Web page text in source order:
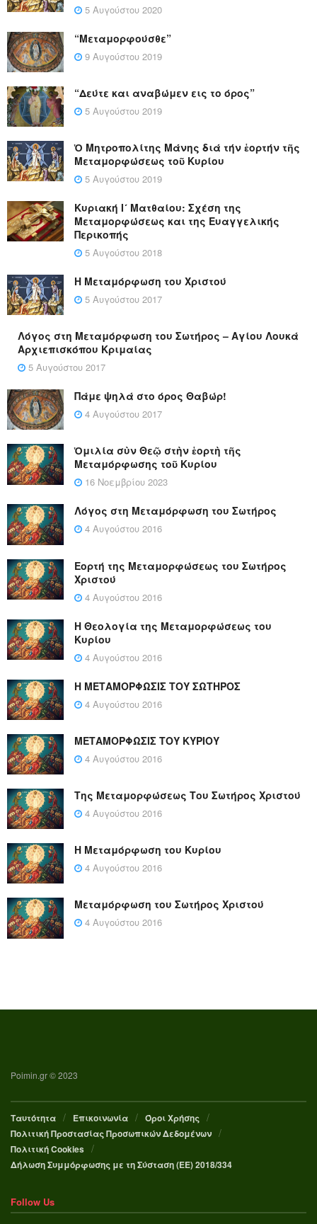
5 Αυγούστου 2020
“Μεταμορφούσθε”
9 Αυγούστου 2019
“Δεύτε και αναβώμεν εις το όρος”
5 Αυγούστου 2019
Ὁ Μητροπολίτης Μάνης διά τήν ἑορτήν τῆς
Μεταμορφώσεως τοῦ Κυρίου
5 Αυγούστου 2019
Κυριακή Ι´ Ματθαίου: Σχέση της
Μεταμορφώσεως και της Ευαγγελικής
Περικοπής
5 Αυγούστου 2018
Η Μεταμόρφωση του Χριστού
5 Αυγούστου 2017
Λόγος στη Μεταμόρφωση του Σωτήρος – Αγίου Λουκά
Αρχιεπισκόπου Κριμαίας
5 Αυγούστου 2017
Πάμε ψηλά στο όρος Θαβώρ!
4 Αυγούστου 2017
Ὁμιλία σὺν Θεῷ στὴν ἑορτὴ τῆς
Μεταμόρφωσης τοῦ Κυρίου
16 Νοεμβρίου 2023
Λόγος στη Μεταμόρφωση του Σωτήρος
4 Αυγούστου 2016
Εορτή της Μεταμορφώσεως του Σωτήρος
Χριστού
4 Αυγούστου 2016
Η Θεολογία της Μεταμορφώσεως του
Κυρίου
4 Αυγούστου 2016
Η ΜΕΤΑΜΟΡΦΩΣΙΣ ΤΟΥ ΣΩΤΗΡΟΣ
4 Αυγούστου 2016
ΜΕΤΑΜΟΡΦΩΣΙΣ ΤΟΥ ΚΥΡΙΟΥ
4 Αυγούστου 2016
Της Μεταμορφώσεως Του Σωτήρος Χριστού
4 Αυγούστου 2016
Η Μεταμόρφωση του Κυρίου
4 Αυγούστου 2016
Μεταμόρφωση του Σωτήρος Χριστού
4 Αυγούστου 2016
Poimin.gr © 2023
Ταυτότητα Επικοινωνία
Όροι Χρήσης
Πολιτική Προστασίας Προσωπικών Δεδομένων
Πολιτική Cookies
Δήλωση Συμμόρφωσης με τη Σύσταση (ΕΕ) 2018/334
Follow Us